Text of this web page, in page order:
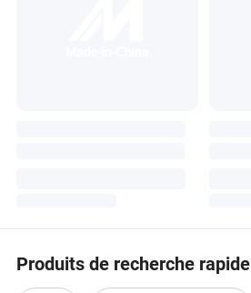
Produits de recherche rapide